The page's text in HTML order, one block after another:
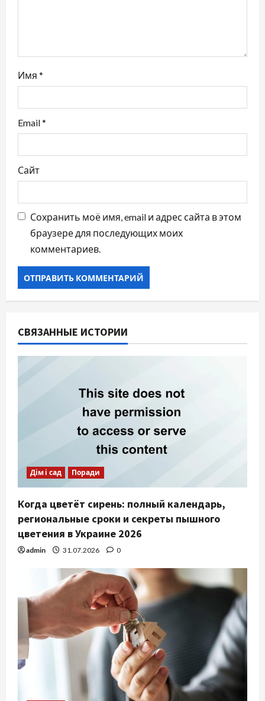
с
я
м
Имя *
Email*
Сайт
Сохранить моё имя, email и адрес сайта в этом
браузере для последующих моих
комментариев.
СВЯЗАННЫЕ ИСТОРИИ
Дім і сад Поради
Когда цветёт сирень: полный календарь,
региональные сроки и секреты пышного
цветения в Украине 2026
admin 31.07.2026 0